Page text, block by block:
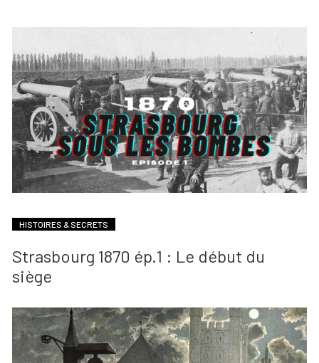
HISTOIRES & SECRETS
Strasbourg 1870 ép.1 : Le début du
siège